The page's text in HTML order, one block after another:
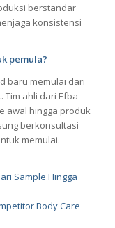
berstandar
konsistensi
pemula?
baru memulai dari
Tim ahli dari Efba
awal hingga produk
berkonsultasi
memulai.
Sample Hingga
Body Care